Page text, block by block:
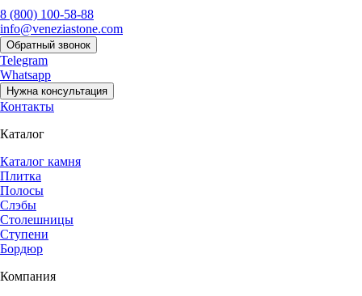
8 (800) 100-58-88
info@veneziastone.com
Обратный звонок
Telegram
Whatsapp
Нужна консультация
Контакты
Каталог
Каталог камня
Плитка
Полосы
Слэбы
Столешницы
Ступени
Бордюр
Компания